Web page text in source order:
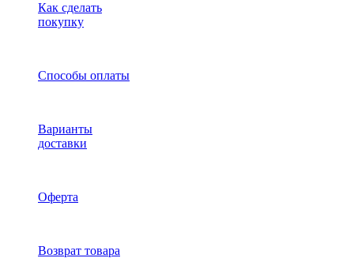
Как сделать
покупку
Способы оплаты
Варианты
доставки
Оферта
Возврат товара